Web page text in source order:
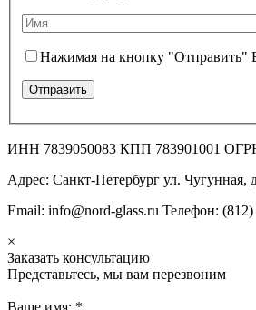
Нажимая на кнопку "Отправить"
ИНН 7839050083 КПП 783901001
Адрес: Санкт-Петербург ул. Чугунная,
Email: info@nord-glass.ru Телефон:
×
Заказать консультацию
Представьтесь, мы вам перезвоним
Ваше имя: *